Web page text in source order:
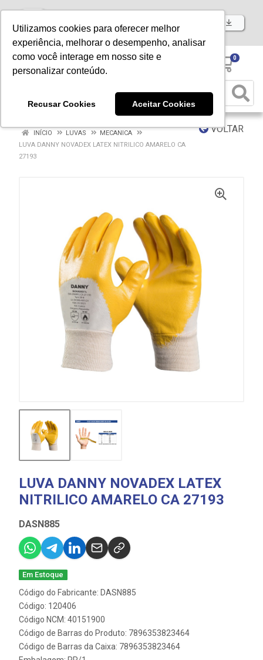
Utilizamos cookies para oferecer melhor
experiência, melhorar o desempenho, analisar
como você interage em nosso site e
personalizar conteúdo.
Recusar Cookies Aceitar Cookies
Baixe já nosso APP
0
VOLTAR
INÍCIO LUVAS
MECANICA
LUVA DANNY NOVADEX LATEX NITRILICO AMARELO CA
27193
LUVA DANNY NOVADEX LATEX
NITRILICO AMARELO CA 27193
DASN885
Em Estoque
Código do Fabricante: DASN885
Código: 120406
Código NCM: 40151900
Código de Barras do Produto: 7896353823464
Código de Barras da Caixa: 7896353823464